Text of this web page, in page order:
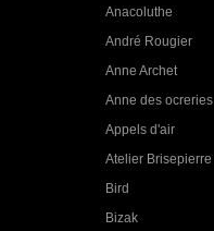
Anacoluthe
André Rougier
Anne Archet
Anne des ocreries
Appels d'air
Atelier Brisepierre
Bird
Bizak